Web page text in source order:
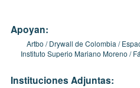
Apoyan:
Artbo Drywall de Colombia
Instituto Superio Mariano Moreno
Instituciones Adjuntas: